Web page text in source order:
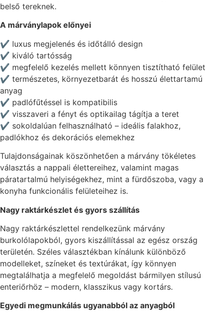
belső tereknek.
A márványlapok előnyei
✔ luxus megjelenés és időtálló design
✔ kiváló tartósság
✔ megfelelő kezelés mellett könnyen tisztítható felület
✔ természetes, környezetbarát és hosszú élettartamú
anyag
✔ padlófűtéssel is kompatibilis
✔ visszaveri a fényt és optikailag tágítja a teret
✔ sokoldalúan felhasználható – ideális falakhoz,
padlókhoz és dekorációs elemekhez
Tulajdonságainak köszönhetően a márvány tökéletes
választás a nappali élettereihez, valamint magas
páratartalmú helyiségekhez, mint a fürdőszoba, vagy a
konyha funkcionális felületeihez is.
Nagy raktárkészlet és gyors szállítás
Nagy raktárkészlettel rendelkezünk márvány
burkolólapokból, gyors kiszállítással az egész ország
területén. Széles választékban kínálunk különböző
modelleket, színeket és textúrákat, így könnyen
megtalálhatja a megfelelő megoldást bármilyen stílusú
enteriőrhöz – modern, klasszikus vagy kortárs.
Egyedi megmunkálás ugyanabból az anyagból